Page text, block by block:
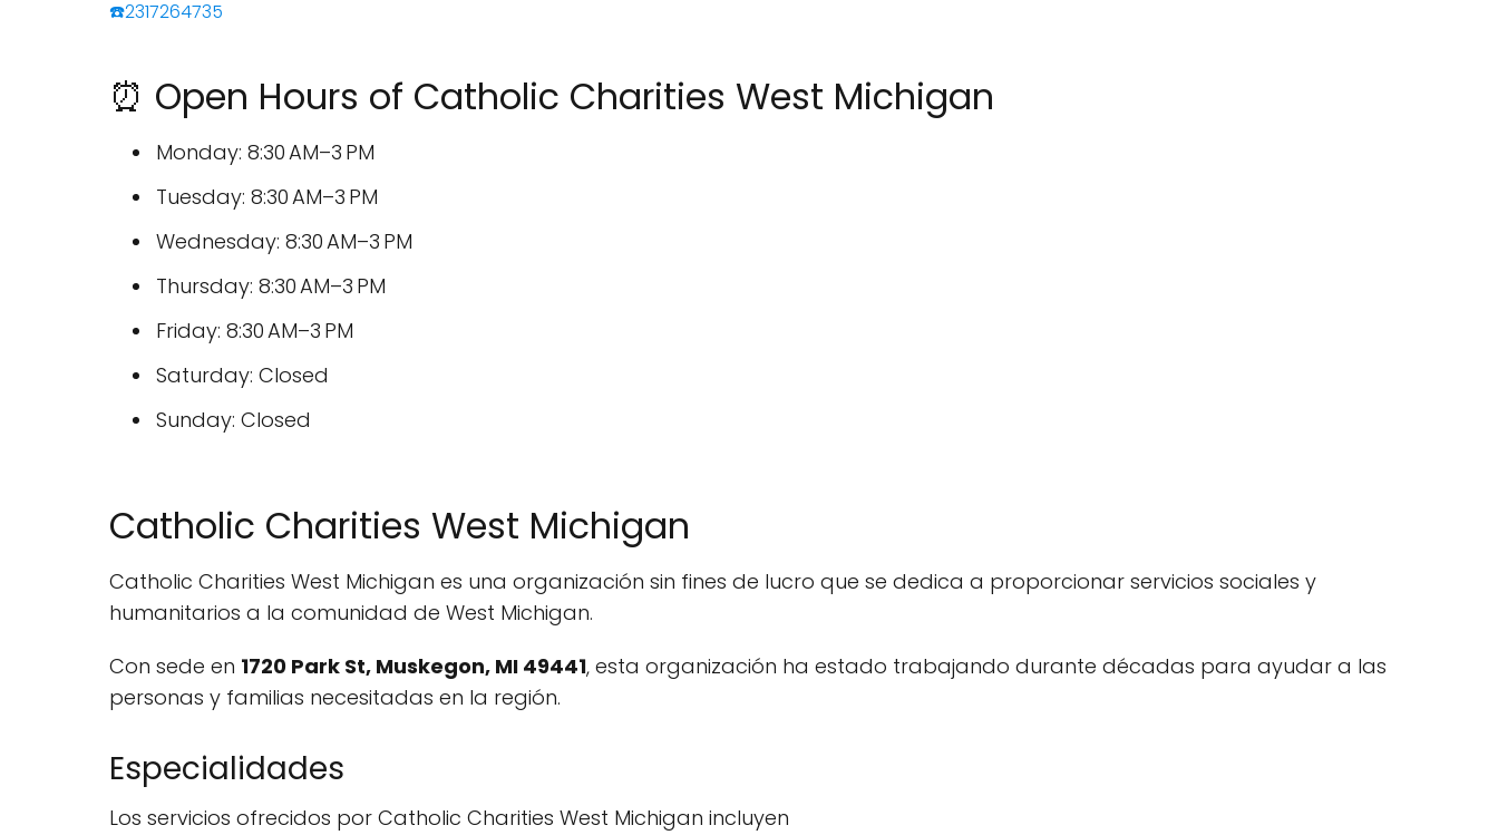
☎️2317264735
⏰ Open Hours of Catholic Charities West Michigan
Monday: 8:30 AM–3 PM
Tuesday: 8:30 AM–3 PM
Wednesday: 8:30 AM–3 PM
Thursday: 8:30 AM–3 PM
Friday: 8:30 AM–3 PM
Saturday: Closed
Sunday: Closed
Catholic Charities West Michigan
Catholic Charities West Michigan es una organización sin fines de lucro que se dedica a proporcionar servicios sociales y
humanitarios a la comunidad de West Michigan.
Con sede en 1720 Park St, Muskegon, MI 49441, esta organización ha estado trabajando durante décadas para ayudar a las
personas y familias necesitadas en la región.
Especialidades
Los servicios ofrecidos por Catholic Charities West Michigan incluyen